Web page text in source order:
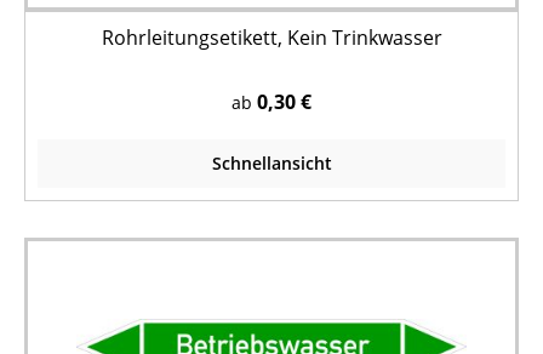
Rohrleitungsetikett, Kein Trinkwasser
ab 0,30 €
Schnellansicht